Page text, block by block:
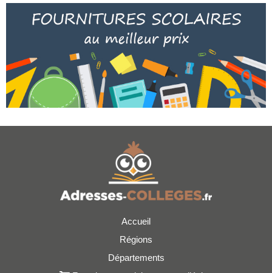
Accueil
Régions
Départements